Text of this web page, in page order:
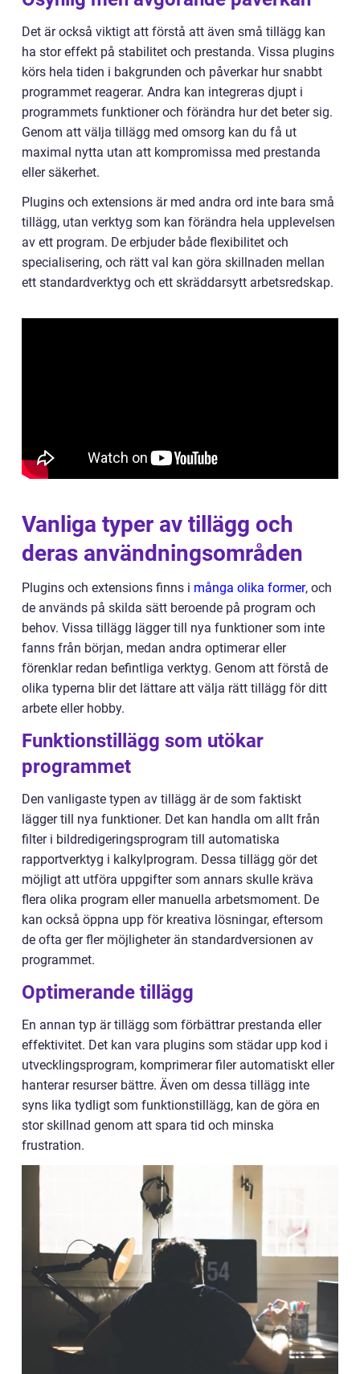
Det är också viktigt att förstå att även små tillägg kan
ha stor effekt på stabilitet och prestanda. Vissa plugins
körs hela tiden i bakgrunden och påverkar hur snabbt
programmet reagerar. Andra kan integreras djupt i
programmets funktioner och förändra hur det beter sig.
Genom att välja tillägg med omsorg kan du få ut
maximal nytta utan att kompromissa med prestanda
eller säkerhet.
Plugins och extensions är med andra ord inte bara små
tillägg, utan verktyg som kan förändra hela upplevelsen
av ett program. De erbjuder både flexibilitet och
specialisering, och rätt val kan göra skillnaden mellan
ett standardverktyg och ett skräddarsytt arbetsredskap.
Vanliga typer av tillägg och
deras användningsområden
Plugins och extensions finns i många olika former, och
de används på skilda sätt beroende på program och
behov. Vissa tillägg lägger till nya funktioner som inte
fanns från början, medan andra optimerar eller
förenklar redan befintliga verktyg. Genom att förstå de
olika typerna blir det lättare att välja rätt tillägg för ditt
arbete eller hobby.
Funktionstillägg som utökar
programmet
Den vanligaste typen av tillägg är de som faktiskt
lägger till nya funktioner. Det kan handla om allt från
filter i bildredigeringsprogram till automatiska
rapportverktyg i kalkylprogram. Dessa tillägg gör det
möjligt att utföra uppgifter som annars skulle kräva
flera olika program eller manuella arbetsmoment. De
kan också öppna upp för kreativa lösningar, eftersom
de ofta ger fler möjligheter än standardversionen av
programmet.
Optimerande tillägg
En annan typ är tillägg som förbättrar prestanda eller
effektivitet. Det kan vara plugins som städar upp kod i
utvecklingsprogram, komprimerar filer automatiskt eller
hanterar resurser bättre. Även om dessa tillägg inte
syns lika tydligt som funktionstillägg, kan de göra en
stor skillnad genom att spara tid och minska
frustration.